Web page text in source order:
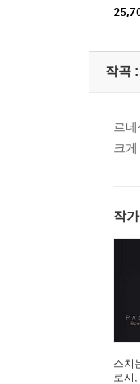
의 판
k, 'A
작곡 :
르
크
작
스치
로시